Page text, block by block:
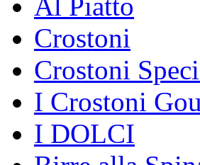
Crostoni
Crostoni
I Crostoni
I DOLCI